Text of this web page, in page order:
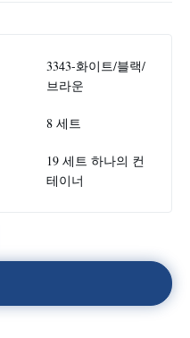
3343-화이트/블랙/
브라운
8 세트
19 세트 하나의 컨
테이너